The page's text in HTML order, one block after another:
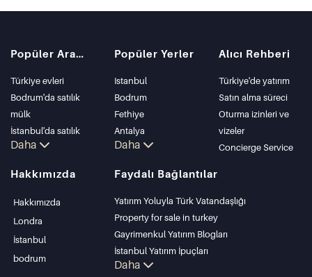
Popüler Aramalar
Türkiye evleri
Bodrum'da satılık
mülk
İstanbul'da satılık
daire
Bodrum Villası
Antalya'da satılık
Daha
Popüler Yerler
Istanbul
Bodrum
Fethiye
Antalya
Kalkan
Kas
Bursa
Gocek
Side
Kemer
Dalyan
Daha
Alıcı Rehberi
Türkiye'de yatırım
Satın alma süreci
Oturma izinleri ve
vizeler
Concierge Service
Hakkımızda
Hakkımızda
Londra
İstanbul
bodrum
Faydalı Bağlantılar
Yatırım Yoluyla Türk Vatandaşlığı
Property for sale in turkey
Gayrimenkul Yatırım Blogları
İstanbul Yatırım İpuçları
PropertyTurkey TV
Daha